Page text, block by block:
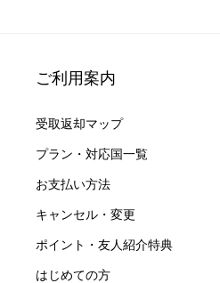
ご利用案内
受取返却マップ
プラン・対応国一覧
お支払い方法
キャンセル・変更
ポイント・友人紹介特典
はじめての方